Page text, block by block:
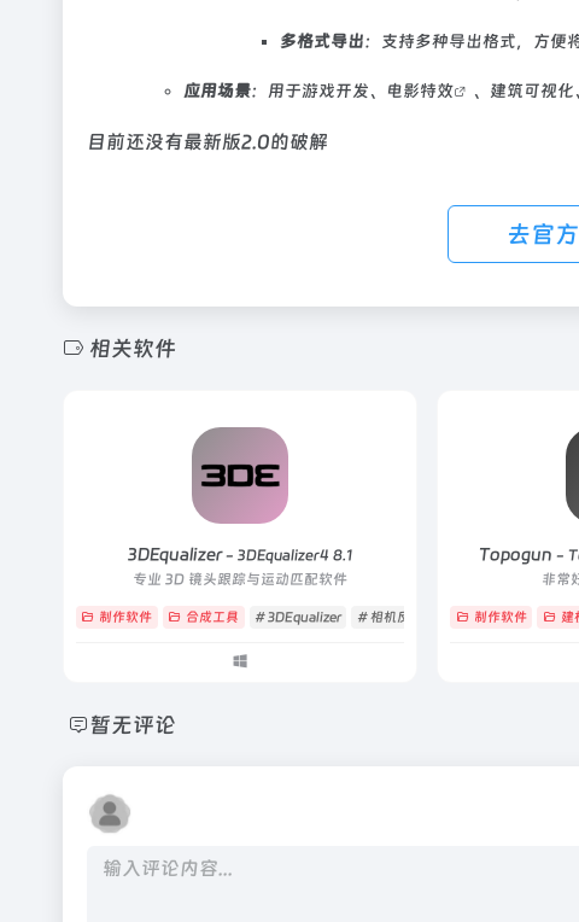
多格式导出：支持多种导出格式，方便
应用场景：用于游戏开发、电影特效 、建筑可视化
目前还没有最新版2.0的破解
去官
相关软件
3DEqualizer- 3DEqualizer4 8.1
专业 3D 镜头跟踪与运动匹配软件
制作软件 合成工具 # 3DEqualizer # 相机反求 # 镜头跟踪
Topogun -
非常
制作软件 建
暂无评论